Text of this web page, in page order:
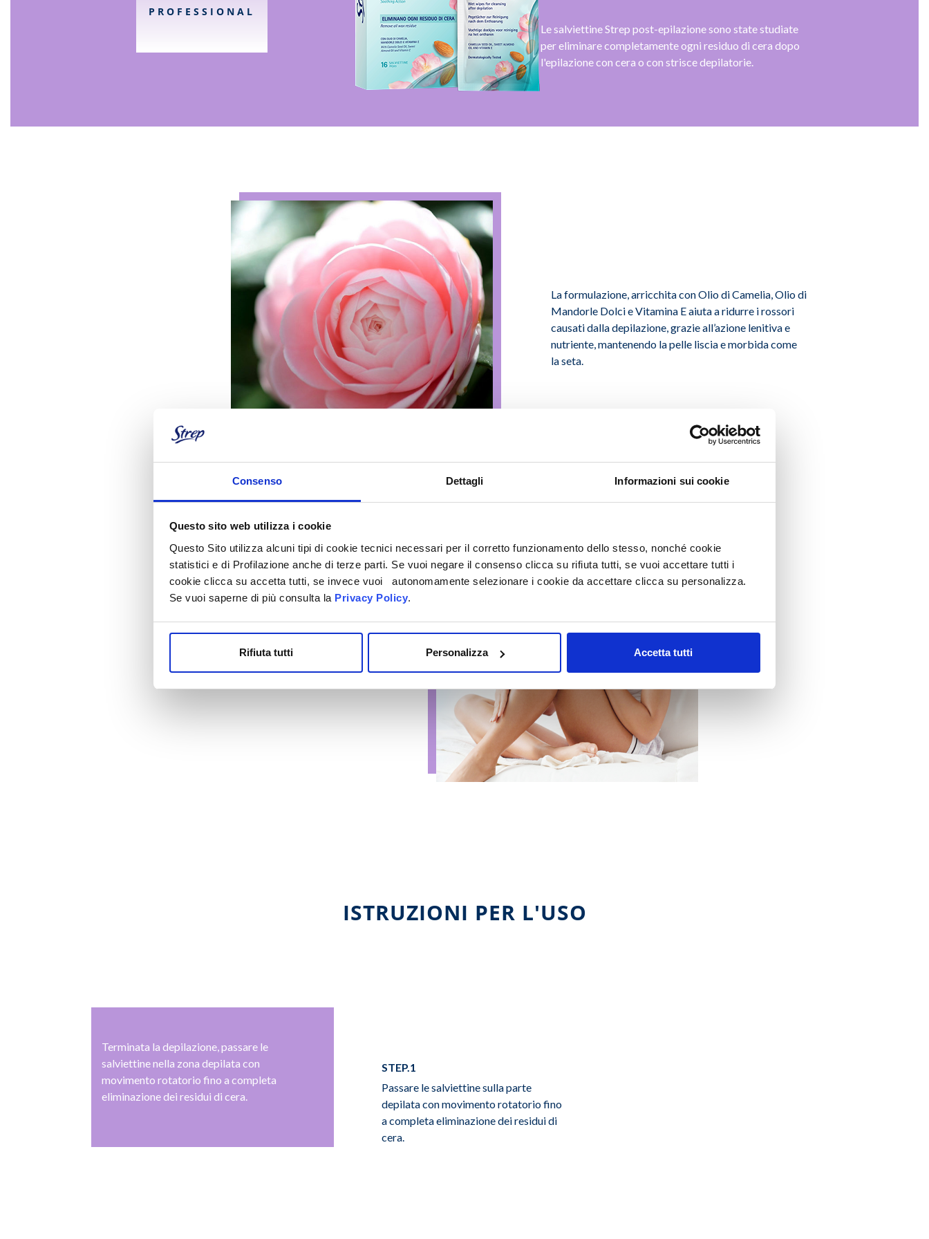
Consenso Dettagli Informazioni sui cookie
Questo sito web utilizza i cookie
Questo Sito utilizza alcuni tipi di cookie tecnici necessari per il corretto funzionamento dello stesso, nonché cookie
statistici e di Profilazione anche di terze parti. Se vuoi negare il consenso clicca su rifiuta tutti, se vuoi accettare tutti i
cookie clicca su accetta tutti, se invece vuoi autonomamente selezionare i cookie da accettare clicca su personalizza.
Se vuoi saperne di più consulta la Privacy Policy.
Rifiuta tutti Personalizza Accetta tutti
PROFESSIONAL
Le salviettine Strep post-epilazione sono state studiate
per eliminare completamente ogni residuo di cera dopo
l'epilazione con cera o con strisce depilatorie.
La formulazione, arricchita con Olio di Camelia, Olio di
Mandorle Dolci e Vitamina E aiuta a ridurre i rossori
causati dalla depilazione, grazie all’azione lenitiva e
nutriente, mantenendo la pelle liscia e morbida come
la seta.
COSA CONTIENE
ISTRUZIONI PER L'USO
Terminata la depilazione, passare le
salviettine nella zona depilata con
movimento rotatorio fino a completa
eliminazione dei residui di cera.
STEP.1
Passare le salviettine sulla parte
depilata con movimento rotatorio fino
a completa eliminazione dei residui di
cera.